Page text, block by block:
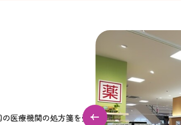
医療機関の処方箋を受